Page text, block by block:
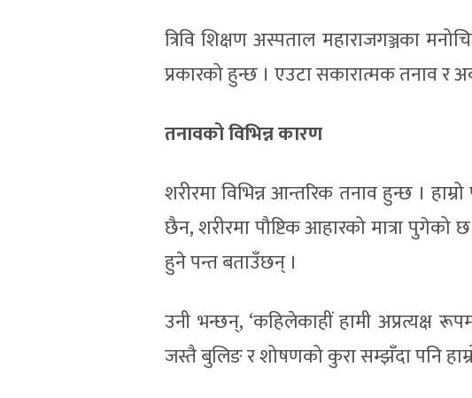
त्रिवि शिक्षण अस्पताल महाराजगञ्जका
प्रकारको हुन्छ । एउटा सकारात्मक तनाव र
तनावको विभिन्न कारण
शरीरमा विभिन्न आन्तरिक तनाव हुन्छ ।
छैन, शरीरमा पौष्टिक आहारको मात्रा
हुने पन्त बताउँछन् ।
उनी भन्छन्, ‘कहिलेकाहीं हामी अप्रत्यक्ष
जस्तै बुलिङ र शोषणको कुरा सम्झँदा पनि